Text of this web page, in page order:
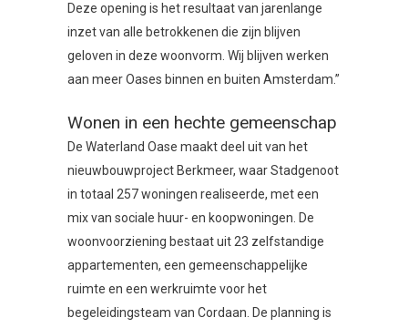
Deze opening is het resultaat van jarenlange
inzet van alle betrokkenen die zijn blijven
geloven in deze woonvorm. Wij blijven werken
aan meer Oases binnen en buiten Amsterdam.”
Wonen in een hechte gemeenschap
De Waterland Oase maakt deel uit van het
nieuwbouwproject Berkmeer, waar Stadgenoot
in totaal 257 woningen realiseerde, met een
mix van sociale huur- en koopwoningen. De
woonvoorziening bestaat uit 23 zelfstandige
appartementen, een gemeenschappelijke
ruimte en een werkruimte voor het
begeleidingsteam van Cordaan. De planning is